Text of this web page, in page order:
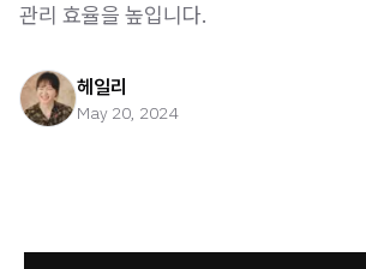
관리 효율을 높입니다.
헤일리
May 20, 2024